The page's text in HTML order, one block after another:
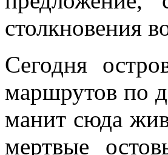
столкновения
Сегодня
маршрутов по
манит сюда
мертвые